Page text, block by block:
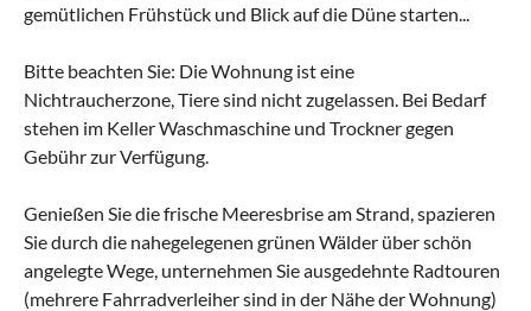
gemütlichen Frühstück und Blick auf die Düne starten...
Bitte beachten Sie: Die Wohnung ist eine
Nichtraucherzone, Tiere sind nicht zugelassen. Bei Bedarf
stehen im Keller Waschmaschine und Trockner gegen
Gebühr zur Verfügung.
Genießen Sie die frische Meeresbrise am Strand, spazieren
Sie durch die nahegelegenen grünen Wälder über schön
angelegte Wege, unternehmen Sie ausgedehnte Radtouren
(mehrere Fahrradverleiher sind in der Nähe der Wohnung)